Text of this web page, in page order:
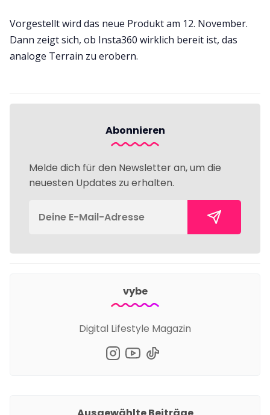
Vorgestellt wird das neue Produkt am 12. November.
Dann zeigt sich, ob Insta360 wirklich bereit ist, das
analoge Terrain zu erobern.
Abonnieren
Melde dich für den Newsletter an, um die
neuesten Updates zu erhalten.
vybe
Digital Lifestyle Magazin